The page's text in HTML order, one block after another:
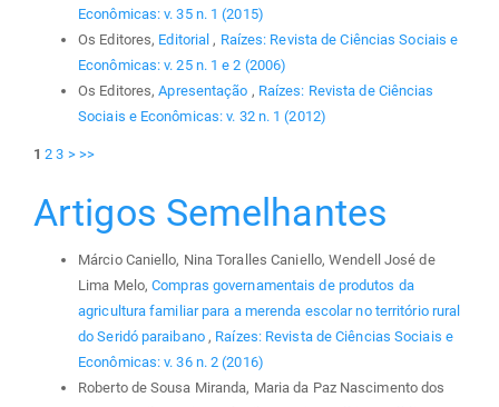
Econômicas: v. 35 n. 1 (2015)
Os Editores, Editorial , Raízes: Revista de Ciências Sociais e
Econômicas: v. 25 n. 1 e 2 (2006)
Os Editores,Apresentação , Raízes: Revista de Ciências
Sociais e Econômicas: v. 32 n. 1 (2012)
1 2 3 > >>
Artigos Semelhantes
Márcio Caniello, Nina Toralles Caniello, Wendell José de
Lima Melo,Compras governamentais de produtos da
agricultura familiar para a merenda escolar no território rural
do Seridó paraibano , Raízes: Revista de Ciências Sociais e
Econômicas: v. 36 n. 2 (2016)
Roberto de Sousa Miranda, Maria da Paz Nascimento dos